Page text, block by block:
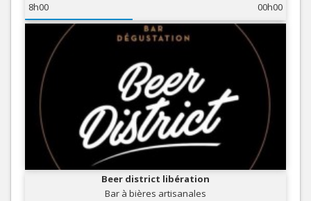
8h00
00h00
Beer district libération
Bar à bières artisanales